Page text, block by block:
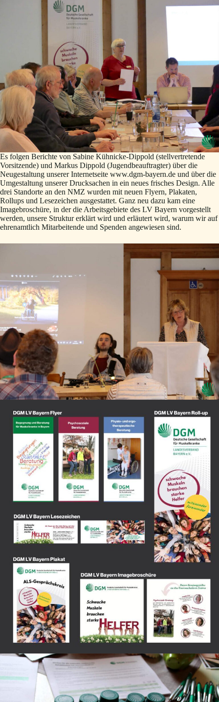
Es folgen Berichte von Sabine Kühnicke-Dippold (stellvertretende
Vorsitzende) und Markus Dippold (Jugendbeauftragter) über die
Neugestaltung unserer Internetseite www.dgm-bayern.de und über die
Umgestaltung unserer Drucksachen in ein neues frisches Design. Alle
drei Standorte an den NMZ wurden mit neuen Flyern, Plakaten,
Rollups und Lesezeichen ausgestattet. Ganz neu dazu kam eine
Imagebroschüre, in der die Arbeitsgebiete des LV Bayern vorgestellt
werden, unsere Struktur erklärt wird und erläutert wird, warum wir auf
ehrenamtlich Mitarbeitende und Spenden angewiesen sind.